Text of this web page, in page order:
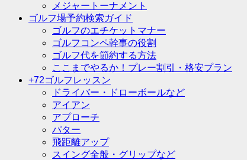
メジャートーナメント
ゴルフ場予約検索ガイド
ゴルフのエチケットマナー
ゴルフコンペ幹事の役割
ゴルフ代を節約する方法
ここまでやるか！プレー割引・格安プラン
+72ゴルフレッスン
ドライバー・ドローボールなど
アイアン
アプローチ
パター
飛距離アップ
スイング全般・グリップなど